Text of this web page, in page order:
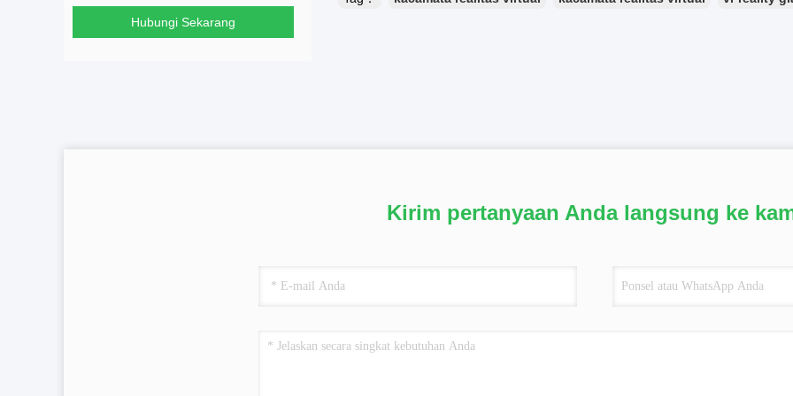
Hubungi Sekarang
Kirim pertanyaan Anda langsung ke